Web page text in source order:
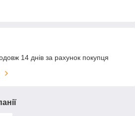
14 днів за рахунок покупця